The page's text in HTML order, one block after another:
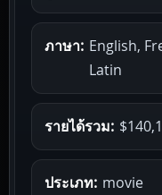
ภาษา: English,
Latin
รายได้รวม:
ประเภท: movie